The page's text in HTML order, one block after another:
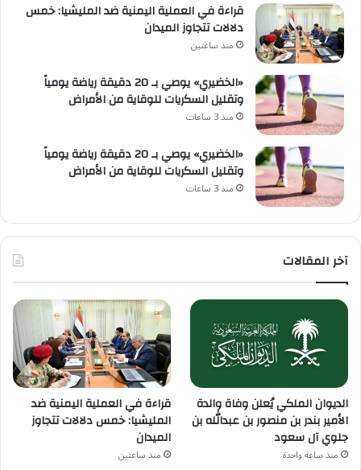
قراءة في العملية اليمنية ضد المليشيا: خمس
دلالات تتجاوز الميدان
منذ ساعتين
«الخضيري» يوصي بـ 20 دقيقة رياضة يومياً
وتقليل السكريات للوقاية من الأمراض
منذ 3 ساعات
«الخضيري» يوصي بـ 20 دقيقة رياضة يومياً
وتقليل السكريات للوقاية من الأمراض
منذ 3 ساعات
آخر المقالات
الديوان الملكي يُعلن وفاة والدة
الأمير بندر بن منصور بن عبدالله بن
جلوي آل سعود
منذ ساعة واحدة
قراءة في العملية اليمنية ضد
المليشيا: خمس دلالات تتجاوز
الميدان
منذ ساعتين